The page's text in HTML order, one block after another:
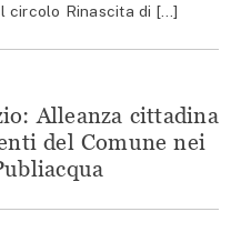
circolo Rinascita di […]
Alleanza cittadina
del Comune nei